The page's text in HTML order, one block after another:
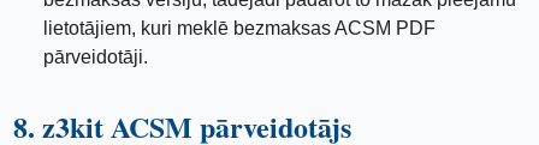
lietotājiem, kuri meklē bezmaksas ACSM PDF
pārveidotāji.
8. z3kit ACSM pārveidotājs